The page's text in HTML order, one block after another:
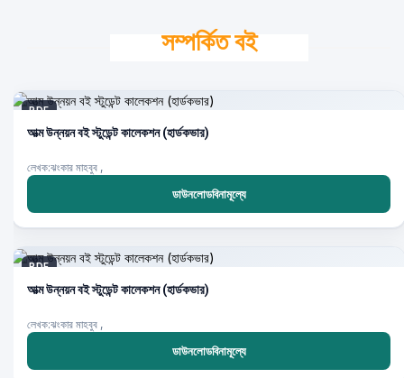
সম্পর্কিত বই
PDF
আত্ম উন্নয়ন বই স্টুডেন্ট কালেকশন (হার্ডকভার)
লেখক:ঝংকার মাহবুব ,
ডাউনলোডবিনামূল্যে
PDF
আত্ম উন্নয়ন বই স্টুডেন্ট কালেকশন (হার্ডকভার)
লেখক:ঝংকার মাহবুব ,
ডাউনলোডবিনামূল্যে